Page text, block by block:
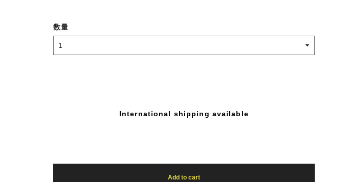
数量
International shipping available
Add to cart